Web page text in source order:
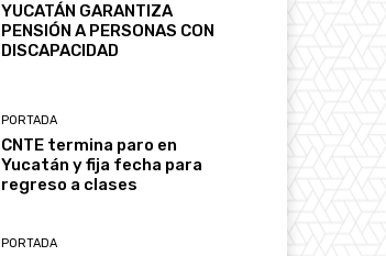
YUCATÁN GARANTIZA
PENSIÓN A PERSONAS CON
DISCAPACIDAD
PORTADA
CNTE termina paro en
Yucatán y fija fecha para
regreso a clases
PORTADA